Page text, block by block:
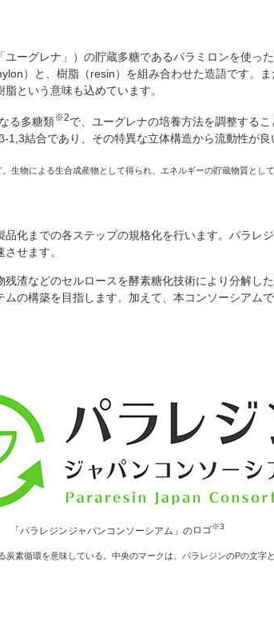
ーグレナ」）の貯蔵多糖であるパラミロンを使っ
）と、樹脂（resin）を組み合わせた造語です。
という意味も込めています。
る多糖類※2で、ユーグレナの培養方法を調整する
結合であり、その特異な立体構造から流動性が
物による生合成産物として得られ、エネルギーの貯蔵物質とし
化までの各ステップの規格化を行います。パラレ
せます。
渣などのセルロースを酵素糖化技術により分解し
の構築を目指します。加えて、本コンソーシアム
「パラレジンジャパンコンソーシアム」のロゴ※3
素循環を意味している。中央のマークは、パラレジンのPの文字